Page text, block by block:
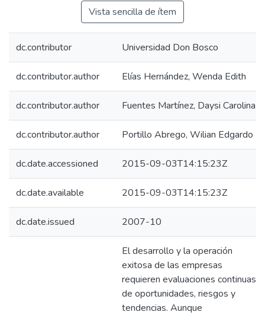
Vista sencilla de ítem
dc.contributor Universidad Don Bosco
dc.contributor.author Elías Hernández, Wenda Edith
dc.contributor.author Fuentes Martínez, Daysi Carolina
dc.contributor.author Portillo Abrego, Wilian Edgardo
dc.date.accessioned 2015-09-03T14:15:23Z
dc.date.available 2015-09-03T14:15:23Z
dc.date.issued 2007-10
El desarrollo y la operación
exitosa de las empresas
requieren evaluaciones continuas
de oportunidades, riesgos y
tendencias. Aunque